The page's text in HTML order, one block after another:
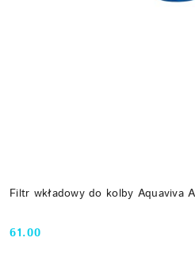
Filtr wkładowy do kolby Aquaviva
Cena:
61.00